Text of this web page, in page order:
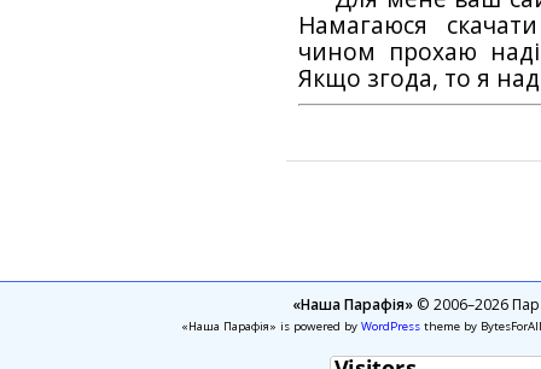
Намагаюся
чином прохаю
Якщо згода, то я
«Наша Парафія»© 2006–2026
«Наша Парафія» is powered by WordPresstheme by